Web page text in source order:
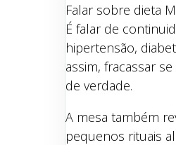
Falar sobre dieta
É falar de
hipertensão,
assim, fracassar
de verdade.
A mesa também
pequenos rituais